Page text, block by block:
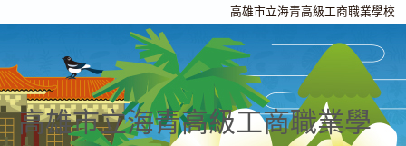
高雄市立海青高級工商職業學校
高雄市立海青高級工商職業學